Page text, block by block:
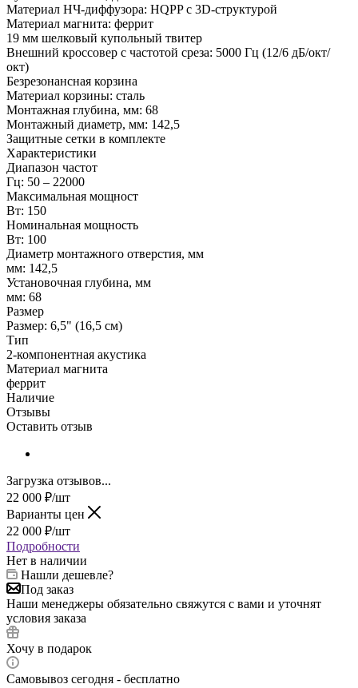
Материал НЧ-диффузора: HQPP с 3D-структурой
Материал магнита: феррит
19 мм шелковый купольный твитер
Внешний кроссовер с частотой среза: 5000 Гц (12/6 дБ/окт/
окт)
Безрезонансная корзина
Материал корзины: сталь
Монтажная глубина, мм: 68
Монтажный диаметр, мм: 142,5
Защитные сетки в комплекте
Характеристики
Диапазон частот
Гц: 50 – 22000
Максимальная мощност
Вт: 150
Номинальная мощность
Вт: 100
Диаметр монтажного отверстия, мм
мм: 142,5
Установочная глубина, мм
мм: 68
Размер
Размер: 6,5" (16,5 см)
Тип
2-компонентная акустика
Материал магнита
феррит
Наличие
Отзывы
Оставить отзыв
Загрузка отзывов...
22 000 ₽/шт
Варианты цен
22 000 ₽/шт
Подробности
Нет в наличии
Нашли дешевле?
Под заказ
Наши менеджеры обязательно свяжутся с вами и уточнят
условия заказа
Хочу в подарок
Самовывоз сегодня - бесплатно